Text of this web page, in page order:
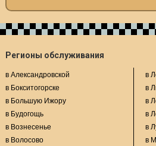
Регионы обслуживания
в Александровской
в Бокситогорске
в Большую Ижору
в Будогощь
в Вознесенье
в Волосово
в
в
в
в
в
в